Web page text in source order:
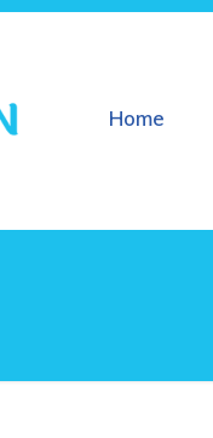
Home